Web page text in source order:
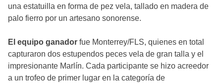
una estatuilla en forma de pez vela, tallado en madera de
palo fierro por un artesano sonorense.
El equipo ganador fue Monterrey/FLS, quienes en total
capturaron dos estupendos peces vela de gran talla y el
impresionante Marlín. Cada participante se hizo acreedor
a un trofeo de primer lugar en la categoría de